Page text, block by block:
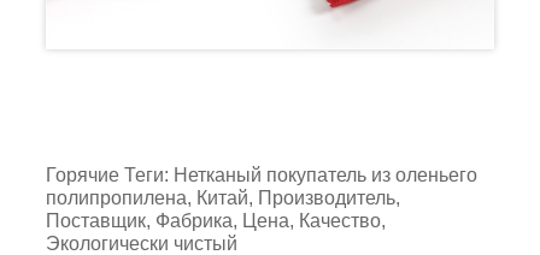
Горячие Теги: Нетканый покупатель из оленьего
полипропилена, Китай, Производитель,
Поставщик, Фабрика, Цена, Качество,
Экологически чистый